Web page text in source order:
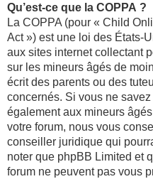
Qu’est-ce que la COPPA ?
La COPPA (pour « Child
Act ») est une loi des États-
aux sites internet collectant
sur les mineurs âgés de
écrit des parents ou des
concernés. Si vous ne
également aux mineurs
votre forum, nous vous
conseiller juridique qui
noter que phpBB Limited et
forum ne peuvent pas vous